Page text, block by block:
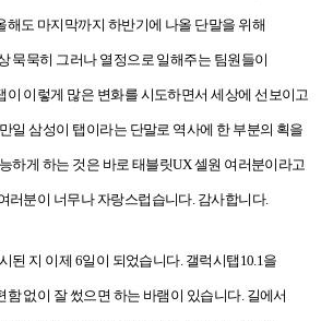
해도 마지막까지 하반기에 나올 단말을 위해
묵묵히 그러나 열정으로 일해주는 팀원들이
이 이렇게 많은 변화를 시도하면서 세상에 선보이고
일 삼성이 탭이라는 단말로 역사에 한 부분의 획을
하게 하는 것은 바로 태블릿UX 셀원 여러분이라고
러분이 너무나 자랑스럽습니다. 감사합니다.
된 지 이제 6일이 되었습니다. 갤럭시탭10.1을
함 없이 잘 썼으면 하는 바램이 있습니다. 길에서